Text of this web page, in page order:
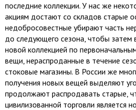
последние коллекции. У нас же
акциям достают со складов старые
недобросовестные убирают часть
до следующего сезона, чтобы затем
новой коллекцией по
вещи, нераспроданные в течение
стоковые магазины. В России же
получения новых вещей выделяют
продолжают распродавать старые,
цивилизованной торговли является